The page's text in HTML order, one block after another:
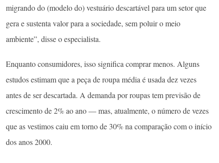
migrando do (modelo do) vestuário descartável para um setor que
gera e sustenta valor para a sociedade, sem poluir o meio
ambiente”, disse o especialista.
Enquanto consumidores, isso significa comprar menos. Alguns
estudos estimam que a peça de roupa média é usada dez vezes
antes de ser descartada. A demanda por roupas tem previsão de
crescimento de 2% ao ano — mas, atualmente, o número de vezes
que as vestimos caiu em torno de 30% na comparação com o início
dos anos 2000.